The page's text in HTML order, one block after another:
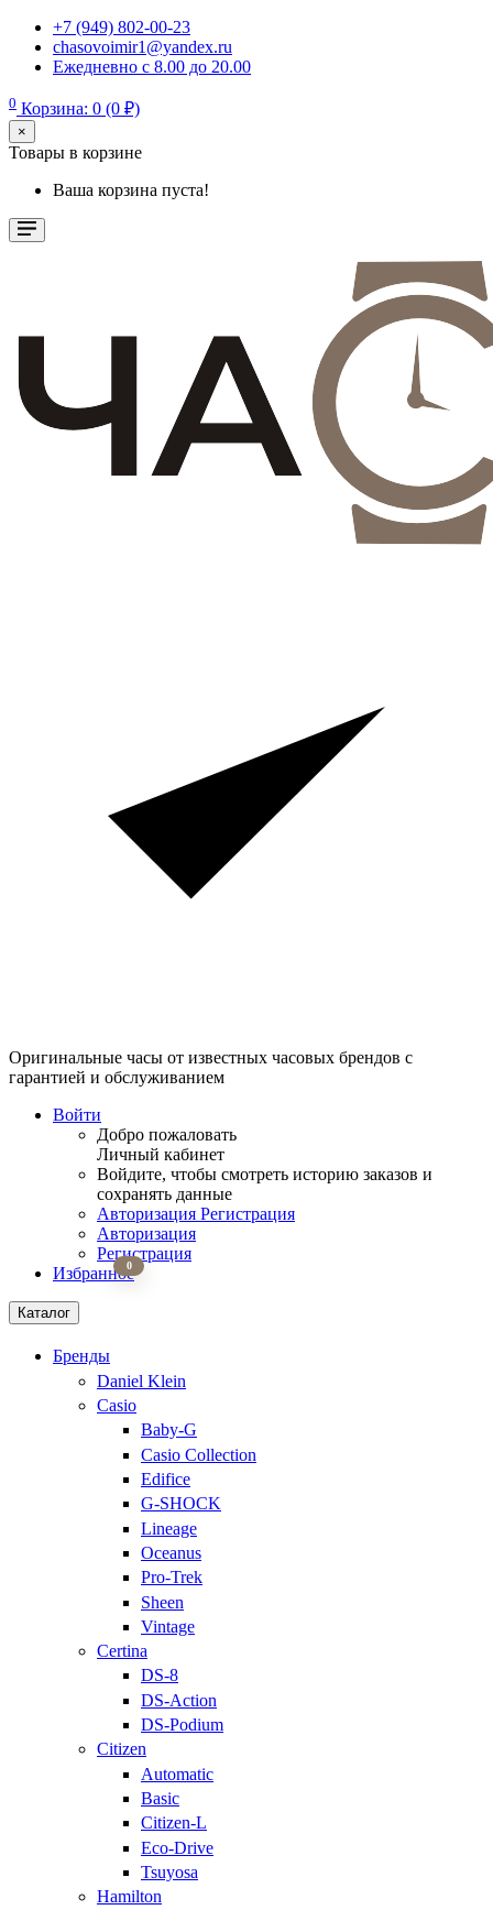
+7 (949) 802-00-23
chasovoimir1@yandex.ru
Ежедневно с 8.00 до 20.00
0 Корзина: 0 (0 ₽)
×
Товары в корзине
Ваша корзина пуста!
Оригинальные часы от известных часовых брендов с
гарантией и обслуживанием
Войти
Добро пожаловать
Личный кабинет
Войдите, чтобы смотреть историю заказов и
сохранять данные
Авторизация Регистрация
Авторизация
Регистрация
Избранное
0
Каталог
Бренды
Daniel Klein
Casio
Baby-G
Casio Collection
Edifice
G-SHOCK
Lineage
Oceanus
Pro-Trek
Sheen
Vintage
Certina
DS-8
DS-Action
DS-Podium
Citizen
Automatic
Basic
Citizen-L
Eco-Drive
Tsuyosa
Hamilton